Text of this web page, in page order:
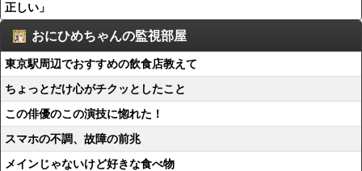
正しい」
おにひめちゃんの監視部屋
東京駅周辺でおすすめの飲食店教えて
ちょっとだけ心がチクッとしたこと
この俳優のこの演技に惚れた！
スマホの不調、故障の前兆
メインじゃないけど好きな食べ物